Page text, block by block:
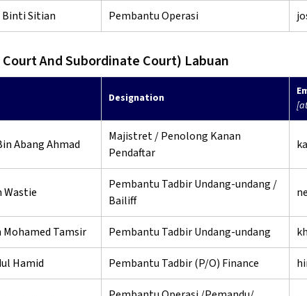
Binti Sitian Pembantu Operasi
And Subordinate Court) Labuan
Designation
Abang Ahmad
Majistret / Penolong Kanan
Pendaftar
Wastie
Pembantu Tadbir Undang-undang /
Bailiff
Tamsir Pembantu Tadbir Undang-undang
Hamid Pembantu Tadbir (P/O) Finance